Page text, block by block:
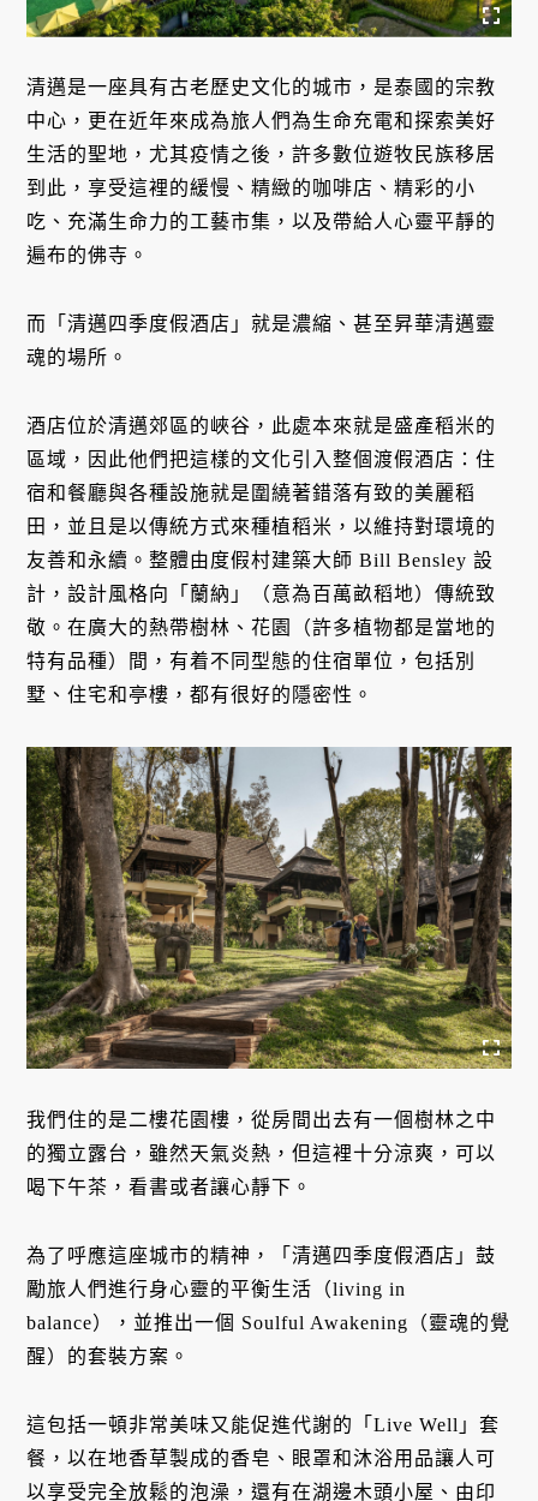
清邁是一座具有古老歷史文化的城市，是泰國的宗教
中心，更在近年來成為旅人們為生命充電和探索美好
生活的聖地，尤其疫情之後，許多數位遊牧民族移居
到此，享受這裡的緩慢、精緻的咖啡店、精彩的小
吃、充滿生命力的工藝市集，以及帶給人心靈平靜的
遍布的佛寺。
而「清邁四季度假酒店」就是濃縮、甚至昇華清邁靈
魂的場所。
酒店位於清邁郊區的峽谷，此處本來就是盛產稻米的
區域，因此他們把這樣的文化引入整個渡假酒店：住
宿和餐廳與各種設施就是圍繞著錯落有致的美麗稻
田，並且是以傳統方式來種植稻米，以維持對環境的
友善和永續。整體由度假村建築大師 Bill Bensley 設
計，設計風格向「蘭納」（意為百萬畝稻地）傳統致
敬。在廣大的熱帶樹林、花園（許多植物都是當地的
特有品種）間，有着不同型態的住宿單位，包括別
墅、住宅和亭樓，都有很好的隱密性。
我們住的是二樓花園樓，從房間出去有一個樹林之中
的獨立露台，雖然天氣炎熱，但這裡十分涼爽，可以
喝下午茶，看書或者讓心靜下。
為了呼應這座城市的精神，「清邁四季度假酒店」鼓
勵旅人們進行身心靈的平衡生活（living in
balance），並推出一個 Soulful Awakening（靈魂的覺
醒）的套裝方案。
這包括一頓非常美味又能促進代謝的「Live Well」套
餐，以在地香草製成的香皂、眼罩和沐浴用品讓人可
以享受完全放鬆的泡澡，還有在湖邊木頭小屋、由印